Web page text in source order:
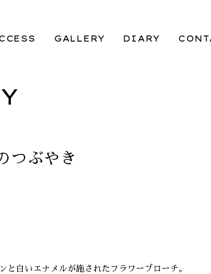
GALLERY DIARY
つぶやき
と白いエナメルが施されたフラワーブローチ。